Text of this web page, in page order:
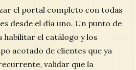
el portal completo con todas
desde el día uno. Un punto de
habilitar el catálogo y los
acotado de clientes que ya
validar que la